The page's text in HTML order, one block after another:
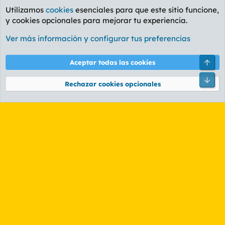
Foro General
Cookies
PL OLDSTYLE AMARILLO
Términos y reglas Política de privacidad Ayuda
Community platform by XenForo® © 2010-2026 XenForo Ltd.
Utilizamos cookies esenciales para que este sitio funcione,
y cookies opcionales para mejorar tu experiencia.
Ver más información y configurar tus preferencias
Aceptar todas las cookies
Rechazar cookies opcionales
Pie